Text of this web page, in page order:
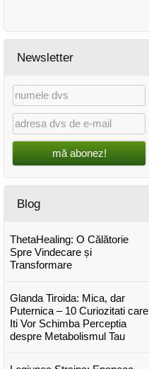
Newsletter
mă abonez!
Blog
ThetaHealing: O Călătorie
Spre Vindecare și
Transformare
Glanda Tiroida: Mica, dar
Puternica – 10 Curiozitati care
Iti Vor Schimba Perceptia
despre Metabolismul Tau